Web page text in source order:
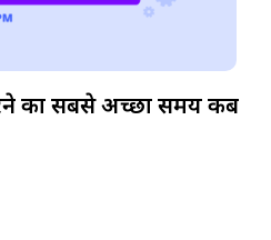
का सबसे अच्छा समय कब